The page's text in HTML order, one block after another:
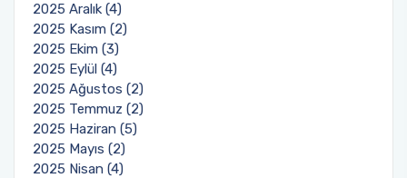
2025 Aralık (4)
2025 Kasım (2)
2025 Ekim (3)
2025 Eylül (4)
2025 Ağustos (2)
2025 Temmuz (2)
2025 Haziran (5)
2025 Mayıs (2)
2025 Nisan (4)